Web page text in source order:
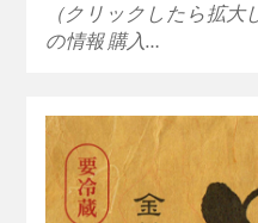
（クリックしたら拡
の情報 購入…